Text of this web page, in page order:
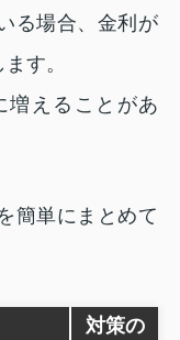
る場合、金利が
す。
増えることがあ
簡単にまとめて
対策の